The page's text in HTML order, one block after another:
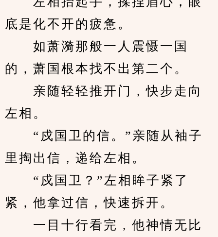
底是化不开的疲惫。
如萧漪那般一人震慑一国
的，萧国根本找不出第二个。
亲随轻轻推开门，快步走向
左相。
“戍国卫的信。”亲随从袖子
里掏出信，递给左相。
“戍国卫？”左相眸子紧了
紧，他拿过信，快速拆开。
一目十行看完，他神情无比